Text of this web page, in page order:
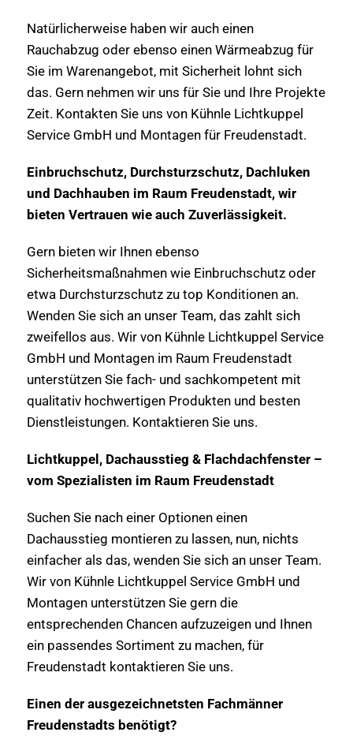
Natürlicherweise haben wir auch einen
Rauchabzug oder ebenso einen Wärmeabzug für
Sie im Warenangebot, mit Sicherheit lohnt sich
das. Gern nehmen wir uns für Sie und Ihre Projekte
Zeit. Kontakten Sie uns von Kühnle Lichtkuppel
Service GmbH und Montagen für Freudenstadt.
Einbruchschutz, Durchsturzschutz, Dachluken
und Dachhauben im Raum Freudenstadt, wir
bieten Vertrauen wie auch Zuverlässigkeit.
Gern bieten wir Ihnen ebenso
Sicherheitsmaßnahmen wie Einbruchschutz oder
etwa Durchsturzschutz zu top Konditionen an.
Wenden Sie sich an unser Team, das zahlt sich
zweifellos aus. Wir von Kühnle Lichtkuppel Service
GmbH und Montagen im Raum Freudenstadt
unterstützen Sie fach- und sachkompetent mit
qualitativ hochwertigen Produkten und besten
Dienstleistungen. Kontaktieren Sie uns.
Lichtkuppel, Dachausstieg & Flachdachfenster –
vom Spezialisten im Raum Freudenstadt
Suchen Sie nach einer Optionen einen
Dachausstieg montieren zu lassen, nun, nichts
einfacher als das, wenden Sie sich an unser Team.
Wir von Kühnle Lichtkuppel Service GmbH und
Montagen unterstützen Sie gern die
entsprechenden Chancen aufzuzeigen und Ihnen
ein passendes Sortiment zu machen, für
Freudenstadt kontaktieren Sie uns.
Einen der ausgezeichnetsten Fachmänner
Freudenstadts benötigt?